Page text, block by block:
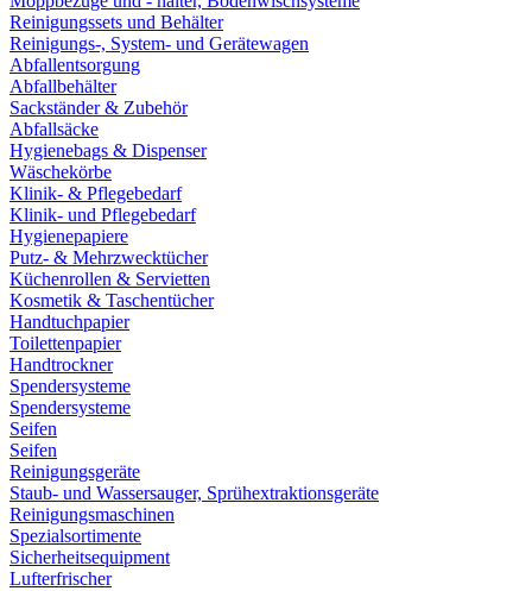
Reinigungssets und Behälter
Reinigungs-, System- und Gerätewagen
Abfallentsorgung
Abfallbehälter
Sackständer & Zubehör
Abfallsäcke
Hygienebags & Dispenser
Wäschekörbe
Klinik- & Pflegebedarf
Klinik- und Pflegebedarf
Hygienepapiere
Putz- & Mehrzwecktücher
Küchenrollen & Servietten
Kosmetik & Taschentücher
Handtuchpapier
Toilettenpapier
Handtrockner
Spendersysteme
Spendersysteme
Seifen
Seifen
Reinigungsgeräte
Staub- und Wassersauger, Sprühextraktionsgeräte
Reinigungsmaschinen
Spezialsortimente
Sicherheitsequipment
Lufterfrischer